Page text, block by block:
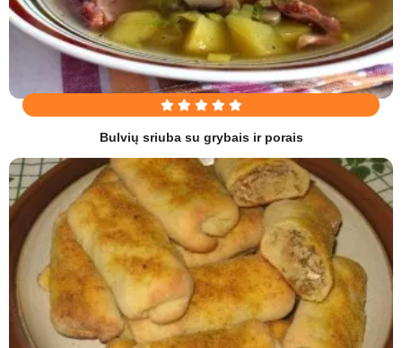
Bulvių sriuba su grybais ir porais